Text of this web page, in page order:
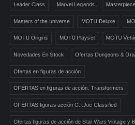
Leader Class Marvel Legends Masterpiece
Masters of the universe MOTU Deluxe
MOTU Origins MOTU Playset MOTU
Novedades En Stock Ofertas Dungeons &
Ofertas en figuras de acción
OFERTAS en figuras de acción. Transformers
OFERTAS figuras acción G.I.Joe Classified
Ofertas figuras de acción de Star Wars Vintage y